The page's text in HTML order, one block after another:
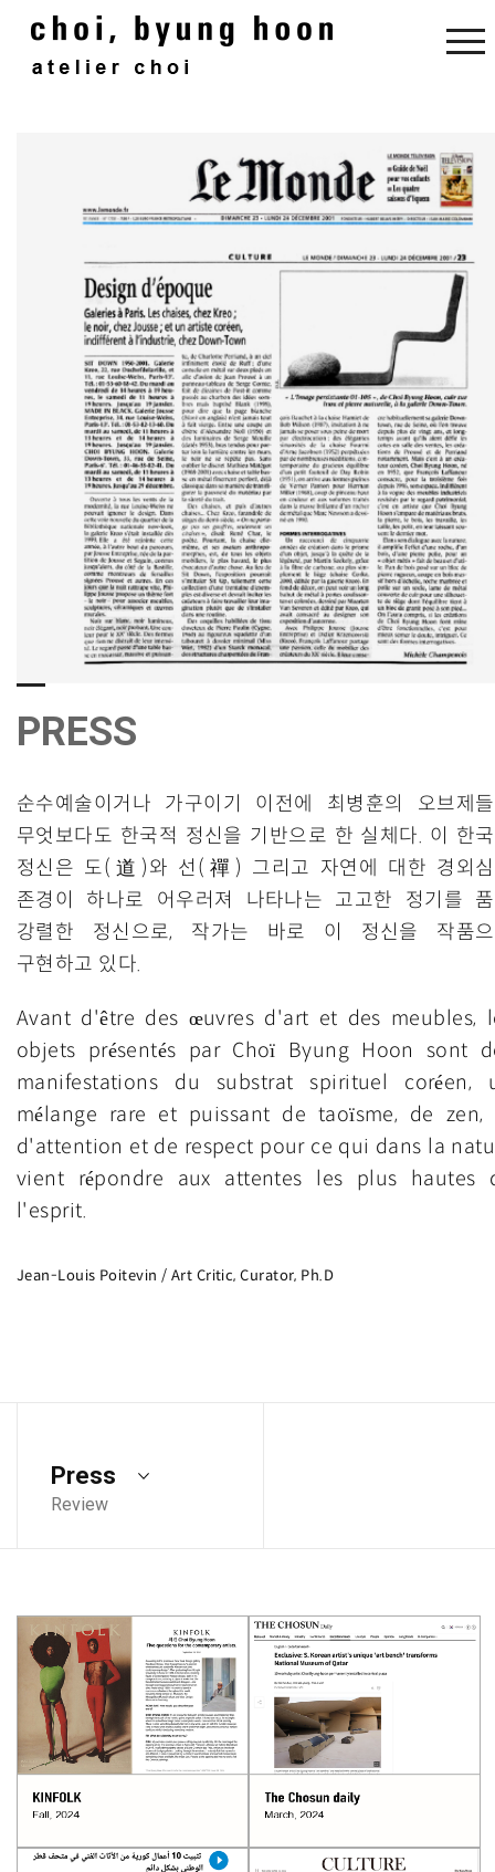
PRESS
순수예술이거나 가구이기 이전에 최병훈의 오브제
무엇보다도 한국적 정신을 기반으로 한 실체다. 이 한
정신은 도(道)와 선(禪) 그리고 자연에 대한 경외
존경이 하나로 어우러져 나타나는 고고한 정기를
강렬한 정신으로, 작가는 바로 이 정신을 작품
구현하고 있다.
Avant d'être des œuvres d'art et des meubles,
objets présentés par Choï Byung Hoon sont
manifestations du substrat spirituel coréen,
mélange rare et puissant de taoïsme, de zen,
d'attention et de respect pour ce qui dans la
vient répondre aux attentes les plus hautes
l'esprit.
Jean-Louis Poitevin / Art Critic, Curator, Ph.D
Press
Review